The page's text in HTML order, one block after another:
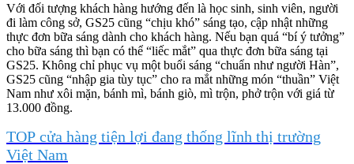
Với đối tượng khách hàng hướng đến là học sinh, sinh viên, người
đi làm công sở, GS25 cũng “chịu khó” sáng tạo, cập nhật những
thực đơn bữa sáng dành cho khách hàng. Nếu bạn quá “bí ý tưởng”
cho bữa sáng thì bạn có thể “liếc mắt” qua thực đơn bữa sáng tại
GS25. Không chỉ phục vụ một buổi sáng “chuẩn như người Hàn”,
GS25 cũng “nhập gia tùy tục” cho ra mắt những món “thuần” Việt
Nam như xôi mặn, bánh mì, bánh giò, mì trộn, phở trộn với giá từ
13.000 đồng.
TOP cửa hàng tiện lợi đang thống lĩnh thị trường
Việt Nam